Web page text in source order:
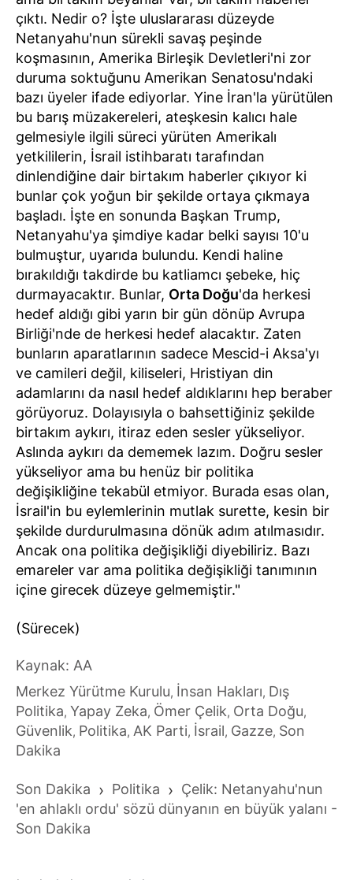
çıktı. Nedir o? İşte uluslararası düzeyde
Netanyahu'nun sürekli savaş peşinde
koşmasının, Amerika Birleşik Devletleri'ni zor
duruma soktuğunu Amerikan Senatosu'ndaki
bazı üyeler ifade ediyorlar. Yine İran'la yürütülen
bu barış müzakereleri, ateşkesin kalıcı hale
gelmesiyle ilgili süreci yürüten Amerikalı
yetkililerin, İsrail istihbaratı tarafından
dinlendiğine dair birtakım haberler çıkıyor ki
bunlar çok yoğun bir şekilde ortaya çıkmaya
başladı. İşte en sonunda Başkan Trump,
Netanyahu'ya şimdiye kadar belki sayısı 10'u
bulmuştur, uyarıda bulundu. Kendi haline
bırakıldığı takdirde bu katliamcı şebeke, hiç
durmayacaktır. Bunlar, Orta Doğu'da herkesi
hedef aldığı gibi yarın bir gün dönüp Avrupa
Birliği'nde de herkesi hedef alacaktır. Zaten
bunların aparatlarının sadece Mescid-i Aksa'yı
ve camileri değil, kiliseleri, Hristiyan din
adamlarını da nasıl hedef aldıklarını hep beraber
görüyoruz. Dolayısıyla o bahsettiğiniz şekilde
birtakım aykırı, itiraz eden sesler yükseliyor.
Aslında aykırı da dememek lazım. Doğru sesler
yükseliyor ama bu henüz bir politika
değişikliğine tekabül etmiyor. Burada esas olan,
İsrail'in bu eylemlerinin mutlak surette, kesin bir
şekilde durdurulmasına dönük adım atılmasıdır.
Ancak ona politika değişikliği diyebiliriz. Bazı
emareler var ama politika değişikliği tanımının
içine girecek düzeye gelmemiştir."
(Sürecek)
Kaynak: AA
Merkez Yürütme Kurulu, İnsan Hakları, Dış
Politika, Yapay Zeka, Ömer Çelik, Orta Doğu,
Güvenlik, Politika, AK Parti, İsrail, Gazze, Son
Dakika
Son Dakika › Politika › Çelik: Netanyahu'nun
'en ahlaklı ordu' sözü dünyanın en büyük yalanı -
Son Dakika